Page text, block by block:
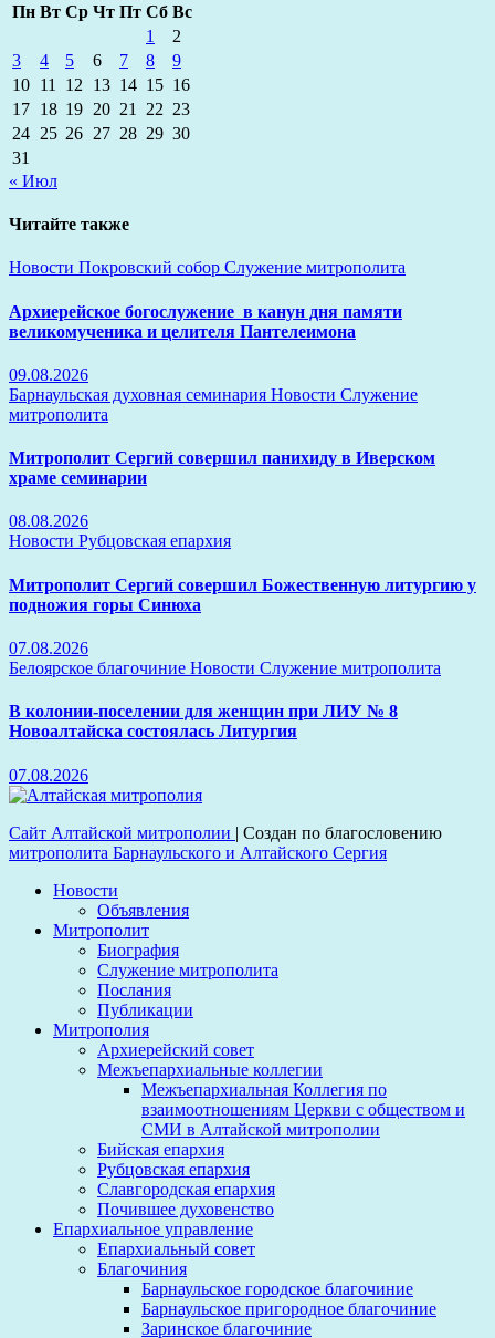
Пн Вт Ср Чт Пт Сб Вс
1
2
3
4 5 6 7 8
9
10 11 12 13 14 15 16
17 18 19 20 21 22 23
24 25 26 27 28 29 30
31
« Июл
Читайте также
Новости Покровский собор Служение митрополита
Архиерейское богослужение в канун дня памяти
великомученика и целителя Пантелеимона
09.08.2026
Барнаульская духовная семинария Новости Служение
митрополита
Митрополит Сергий совершил панихиду в Иверском
храме семинарии
08.08.2026
Новости Рубцовская епархия
Митрополит Сергий совершил Божественную литургию у
подножия горы Синюха
07.08.2026
Белоярское благочиние Новости Служение митрополита
В колонии-поселении для женщин при ЛИУ № 8
Новоалтайска состоялась Литургия
07.08.2026
Сайт Алтайской митрополии | Создан по благословению
митрополита Барнаульского и Алтайского Сергия
Новости
Объявления
Митрополит
Биография
Служение митрополита
Послания
Публикации
Митрополия
Архиерейский совет
Межъепархиальные коллегии
Межъепархиальная Коллегия по
взаимоотношениям Церкви с обществом и
СМИ в Алтайской митрополии
Бийская епархия
Рубцовская епархия
Славгородская епархия
Почившее духовенство
Епархиальное управление
Епархиальный совет
Благочиния
Барнаульское городское благочиние
Барнаульское пригородное благочиние
Заринское благочиние